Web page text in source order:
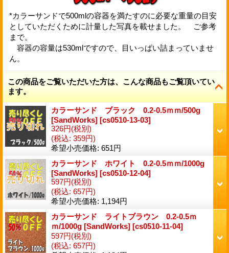
*カラーサンドで500mlの容器を満たすのに必要な重量の目安
としていただくために計量した写真を載せました。 ご参考
まで。
容器の容量は530mlですので、目いっぱい詰まっていませ
ん。
この商品をご覧いただいた方は、こんな商品もご覧頂いてい
ます。
カラーサンド ブラック 0.2-0.5ｍｍ/500g
[SandWorks] [cs0510-13-03]
326円(税別)
(税込: 359円)
希望小売価格: 651円
カラーサンド ホワイト 0.2-0.5ｍｍ/1000g
[SandWorks] [cs0510-12-04]
597円(税別)
(税込: 657円)
希望小売価格: 1,194円
カラーサンド ライトブラウン 0.2-0.5ｍ
ｍ/1000g [SandWorks] [cs0510-11-04]
597円(税別)
(税込: 657円)